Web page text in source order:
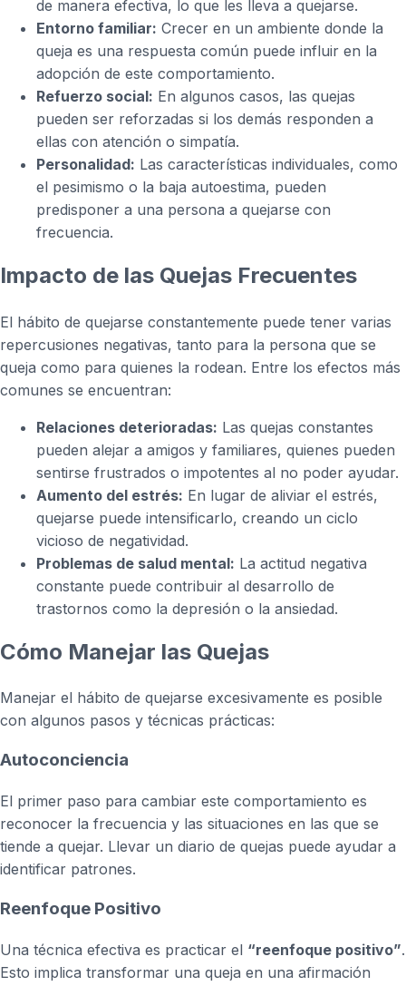
de manera efectiva, lo que les lleva a quejarse.
Entorno familiar: Crecer en un ambiente donde la
queja es una respuesta común puede influir en la
adopción de este comportamiento.
Refuerzo social: En algunos casos, las quejas
pueden ser reforzadas si los demás responden a
ellas con atención o simpatía.
Personalidad: Las características individuales, como
el pesimismo o la baja autoestima, pueden
predisponer a una persona a quejarse con
frecuencia.
Impacto de las Quejas Frecuentes
El hábito de quejarse constantemente puede tener varias
repercusiones negativas, tanto para la persona que se
queja como para quienes la rodean. Entre los efectos más
comunes se encuentran:
Relaciones deterioradas: Las quejas constantes
pueden alejar a amigos y familiares, quienes pueden
sentirse frustrados o impotentes al no poder ayudar.
Aumento del estrés: En lugar de aliviar el estrés,
quejarse puede intensificarlo, creando un ciclo
vicioso de negatividad.
Problemas de salud mental: La actitud negativa
constante puede contribuir al desarrollo de
trastornos como la depresión o la ansiedad.
Cómo Manejar las Quejas
Manejar el hábito de quejarse excesivamente es posible
con algunos pasos y técnicas prácticas:
Autoconciencia
El primer paso para cambiar este comportamiento es
reconocer la frecuencia y las situaciones en las que se
tiende a quejar. Llevar un diario de quejas puede ayudar a
identificar patrones.
Reenfoque Positivo
Una técnica efectiva es practicar el “reenfoque positivo”.
Esto implica transformar una queja en una afirmación